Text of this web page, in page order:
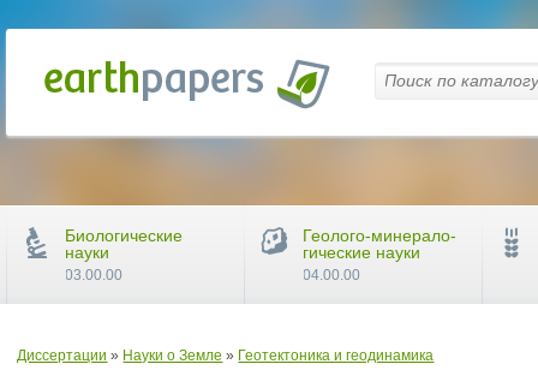
Диссертации » Науки о Земле » Геотектоника и геодинамика
Биологические
науки
03.00.00
Геолого-минерало-
гические науки
04.00.00